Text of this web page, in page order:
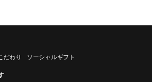
だわり ソーシャルギフト